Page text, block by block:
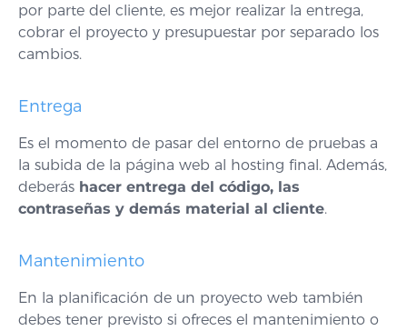
por parte del cliente, es mejor realizar la entrega,
cobrar el proyecto y presupuestar por separado los
cambios.
Entrega
Es el momento de pasar del entorno de pruebas a
la subida de la página web al hosting final. Además,
deberás hacer entrega del código, las
contraseñas y demás material al cliente.
Mantenimiento
En la planificación de un proyecto web también
debes tener previsto si ofreces el mantenimiento o